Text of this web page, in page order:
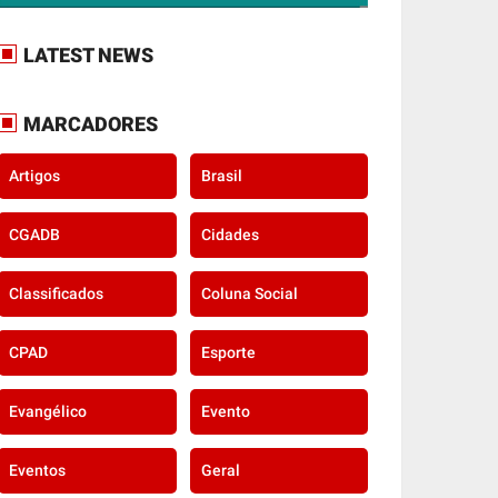
LATEST NEWS
MARCADORES
Artigos Brasil
CGADB Cidades
Classificados Coluna Social
CPAD Esporte
Evangélico Evento
Eventos Geral